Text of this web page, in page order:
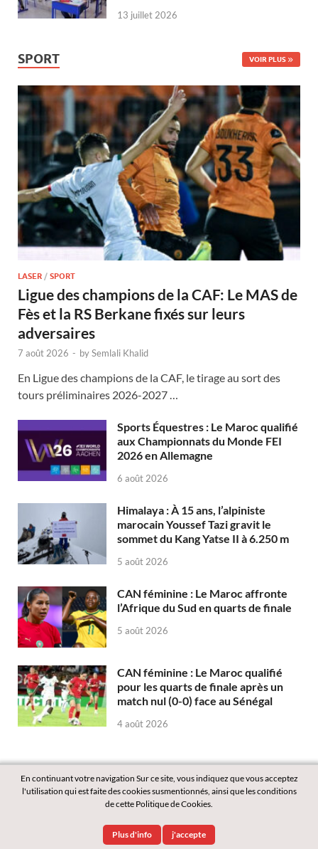
13 juillet 2026
SPORT VOIR PLUS
LASER / SPORT
Ligue des champions de la CAF: Le MAS de
Fès et la RS Berkane fixés sur leurs
adversaires
7 août 2026 - bySemlali Khalid
En Ligue des champions de la CAF, le tirage au sort des
tours préliminaires 2026-2027 …
Sports Équestres : Le Maroc qualifié
aux Championnats du Monde FEI
2026 en Allemagne
6 août 2026
Himalaya : À 15 ans, l’alpiniste
marocain Youssef Tazi gravit le
sommet du Kang Yatse II à 6.250 m
5 août 2026
CAN féminine : Le Maroc affronte
l’Afrique du Sud en quarts de finale
5 août 2026
CAN féminine : Le Maroc qualifié
pour les quarts de finale après un
match nul (0-0) face au Sénégal
4 août 2026
WordPressandHitMag.
En continuant votre navigation Sur ce site, vous indiquez que vous acceptez
l'utilisation qui est faite des cookies susmentionnés, ainsi que les conditions
de cette Politique de Cookies.
Plus d'info j'accepte